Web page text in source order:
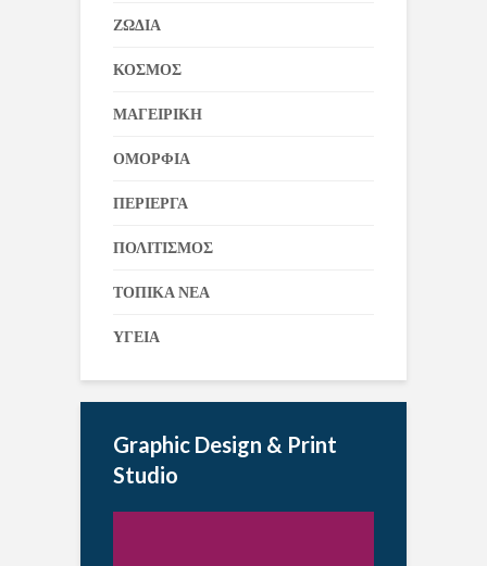
ΖΩΔΙΑ
ΚΟΣΜΟΣ
ΜΑΓΕΙΡΙΚΗ
ΟΜΟΡΦΙΑ
ΠΕΡΙΕΡΓΑ
ΠΟΛΙΤΙΣΜΟΣ
ΤΟΠΙΚΑ ΝΕΑ
ΥΓΕΙΑ
Graphic Design & Print
Studio